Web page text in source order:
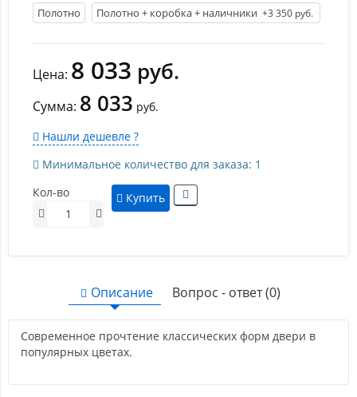
Полотно
Полотно + коробка + наличники +3 350 руб.
Цена: 8 033 руб.
Сумма: 8 033 руб.
Нашли дешевле ?
Минимальное количество для заказа: 1
Кол-во
Купить
Описание Вопрос - ответ (0)
Современное прочтение классических форм двери в
популярных цветах.